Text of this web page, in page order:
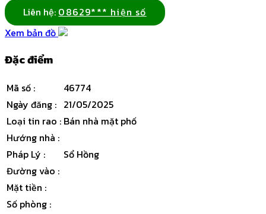
Liên hệ: 08629*** hiện số
Xem bản đồ
Đặc điểm
Mã số :
46774
Ngày đăng : 21/05/2025
Loại tin rao : Bán nhà mặt phố
Hướng nhà :
Pháp Lý :
Sổ Hồng
Đường vào :
Mặt tiền :
Số phòng :